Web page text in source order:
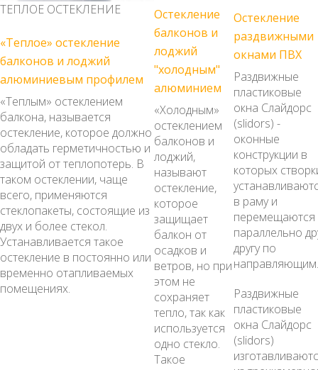
ТЕПЛОЕ ОСТЕКЛЕНИЕ
«Теплое» остекление
балконов и лоджий
алюминиевым профилем
«Теплым» остеклением
балкона, называется
остекление, которое должно
обладать герметичностью и
защитой от теплопотерь. В
таком остеклении, чаще
всего, применяются
стеклопакеты, состоящие из
двух и более стекол.
Устанавливается такое
остекление в постоянно или
временно отапливаемых
помещениях.
Остекление
балконов и
лоджий
"холодным"
алюминием
«Холодным»
остеклением
балконов и
лоджий,
называют
остекление,
которое
защищает
балкон от
осадков и
ветров, но при
этом не
сохраняет
тепло, так как
используется
одно стекло.
Такое
Остекление
раздвижными
окнами ПВХ
Раздвижные
пластиковые
окна Слайдорс
(slidors) -
оконные
конструкции в
которых
в раму и
перемещаются
параллельно
другу по
направляющим.
Раздвижные
пластиковые
окна Слайдорс
(slidors)